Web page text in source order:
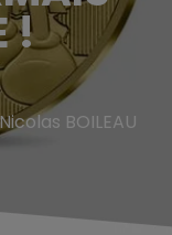
!
BOILEAU